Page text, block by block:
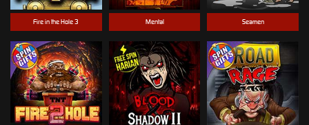
Seamen
Fire in the Hole 3 Mental